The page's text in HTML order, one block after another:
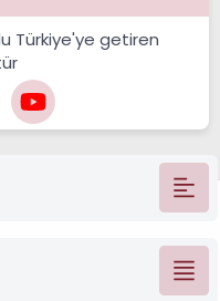
Türkiye'ye getiren